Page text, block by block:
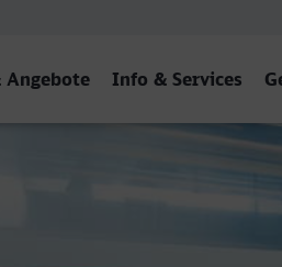
Angebote Info & Services
- Pforzheim